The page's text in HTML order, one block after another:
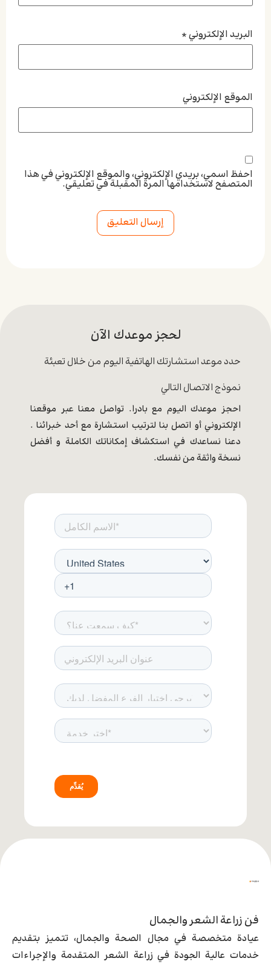
البريد الإلكتروني*
الموقع الإلكتروني
احفظ اسمي، بريدي الإلكتروني، والموقع الإلكتروني في هذا
المتصفح لاستخدامها المرة المقبلة في تعليقي.
لحجز موعدك الآن
حدد موعد استشارتك الهاتفية اليوم من خلال تعبئة
نموذج الاتصال التالي
احجز موعدك اليوم مع بادرا. تواصل معنا عبر موقعنا
الإلكتروني أو اتصل بنا لترتيب استشارة مع أحد خبرائنا .
دعنا نساعدك في استكشاف إمكاناتك الكاملة و أفضل
نسخة واثقة من نفسك.
فن زراعة الشعر والجمال
عيادة متخصصة في مجال الصحة والجمال، تتميز بتقديم
خدمات عالية الجودة في زراعة الشعر المتقدمة والإجراءات